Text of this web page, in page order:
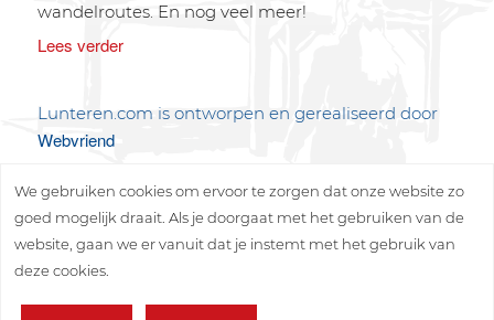
wandelroutes. En nog veel meer!
Lees verder
Lunteren.com is ontworpen en gerealiseerd door
Webvriend
We gebruiken cookies om ervoor te zorgen dat onze website zo
goed mogelijk draait. Als je doorgaat met het gebruiken van de
website, gaan we er vanuit dat je instemt met het gebruik van
deze cookies.